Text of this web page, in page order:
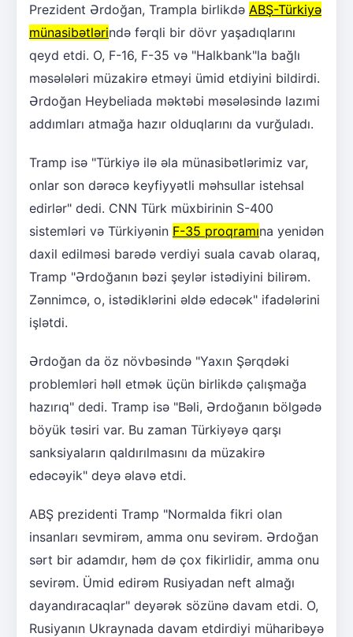
Prezident Ərdoğan, Trampla birlikdə ABŞ-Türkiyə
münasibətlərində fərqli bir dövr yaşadıqlarını
qeyd etdi. O, F-16, F-35 və "Halkbank"la bağlı
məsələləri müzakirə etməyi ümid etdiyini bildirdi.
Ərdoğan Heybeliada məktəbi məsələsində lazımi
addımları atmağa hazır olduqlarını da vurğuladı.
Tramp isə "Türkiyə ilə əla münasibətlərimiz var,
onlar son dərəcə keyfiyyətli məhsullar istehsal
edirlər" dedi. CNN Türk müxbirinin S-400
sistemləri və Türkiyənin F-35 proqramına yenidən
daxil edilməsi barədə verdiyi suala cavab olaraq,
Tramp "Ərdoğanın bəzi şeylər istədiyini bilirəm.
Zənnimcə, o, istədiklərini əldə edəcək" ifadələrini
işlətdi.
Ərdoğan da öz növbəsində "Yaxın Şərqdəki
problemləri həll etmək üçün birlikdə çalışmağa
hazırıq" dedi. Tramp isə "Bəli, Ərdoğanın bölgədə
böyük təsiri var. Bu zaman Türkiyəyə qarşı
sanksiyaların qaldırılmasını da müzakirə
edəcəyik" deyə əlavə etdi.
ABŞ prezidenti Tramp "Normalda fikri olan
insanları sevmirəm, amma onu sevirəm. Ərdoğan
sərt bir adamdır, həm də çox fikirlidir, amma onu
sevirəm. Ümid edirəm Rusiyadan neft almağı
dayandıracaqlar" deyərək sözünə davam etdi. O,
Rusiyanın Ukraynada davam etdirdiyi müharibəyə